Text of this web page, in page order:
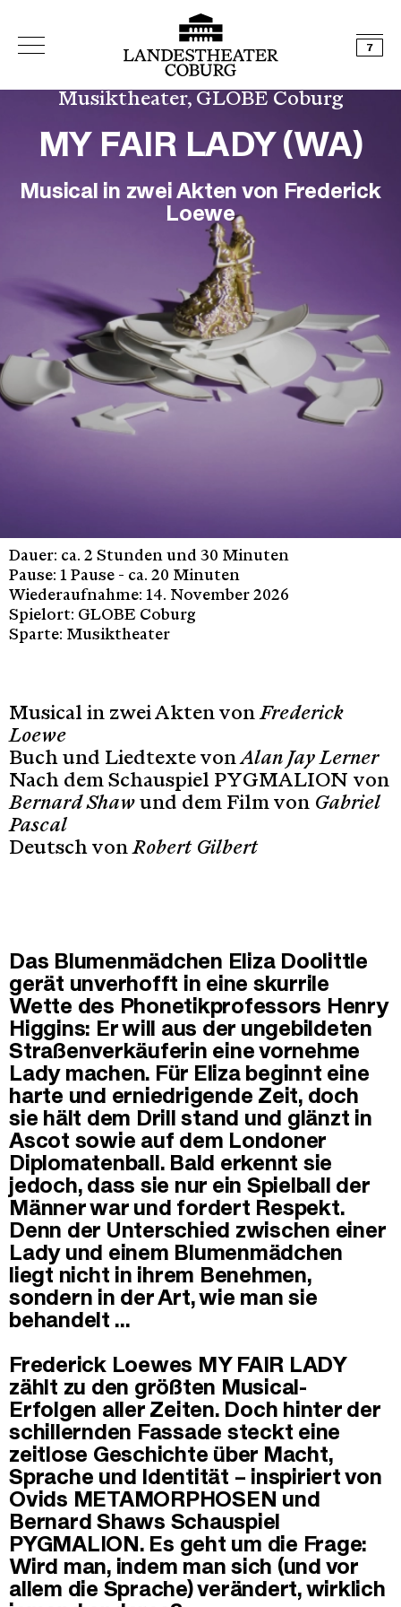
7
Musiktheater, GLOBE Coburg
MY FAIR LADY (WA)
Musical in zwei Akten von Frederick
Loewe
Dauer: ca. 2 Stunden und 30 Minuten
Pause: 1 Pause - ca. 20 Minuten
Wiederaufnahme: 14. November 2026
Spielort: GLOBE Coburg
Sparte: Musiktheater
Musical in zwei Akten vonFrederick
Loewe
Buch und Liedtexte vonAlan Jay Lerner
Nach dem Schauspiel PYGMALION von
Bernard Shaw und dem Film von Gabriel
Pascal
Deutsch vonRobert Gilbert
Das Blumenmädchen Eliza Doolittle
gerät unverhofft in eine skurrile
Wette des Phonetikprofessors Henry
Higgins: Er will aus der ungebildeten
Straßenverkäuferin eine vornehme
Lady machen. Für Eliza beginnt eine
harte und erniedrigende Zeit, doch
sie hält dem Drill stand und glänzt in
Ascot sowie auf dem Londoner
Diplomatenball. Bald erkennt sie
jedoch, dass sie nur ein Spielball der
Männer war und fordert Respekt.
Denn der Unterschied zwischen einer
Lady und einem Blumenmädchen
liegt nicht in ihrem Benehmen,
sondern in der Art, wie man sie
behandelt …
Frederick Loewes MY FAIR LADY
zählt zu den größten Musical-
Erfolgen aller Zeiten. Doch hinter der
schillernden Fassade steckt eine
zeitlose Geschichte über Macht,
Sprache und Identität – inspiriert von
Ovids METAMORPHOSEN und
Bernard Shaws Schauspiel
PYGMALION. Es geht um die Frage:
Wird man, indem man sich (und vor
allem die Sprache) verändert, wirklich